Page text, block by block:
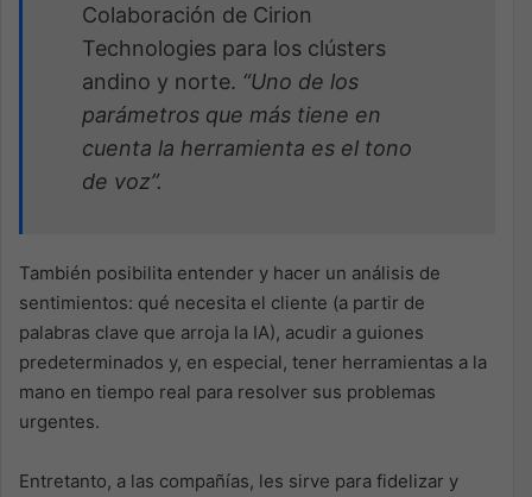
Colaboración de Cirion
Technologies para los clústers
andino y norte. “Uno de los
parámetros que más tiene en
cuenta la herramienta es el tono
de voz”.
También posibilita entender y hacer un análisis de
sentimientos: qué necesita el cliente (a partir de
palabras clave que arroja la IA), acudir a guiones
predeterminados y, en especial, tener herramientas a la
mano en tiempo real para resolver sus problemas
urgentes.
Entretanto, a las compañías, les sirve para fidelizar y